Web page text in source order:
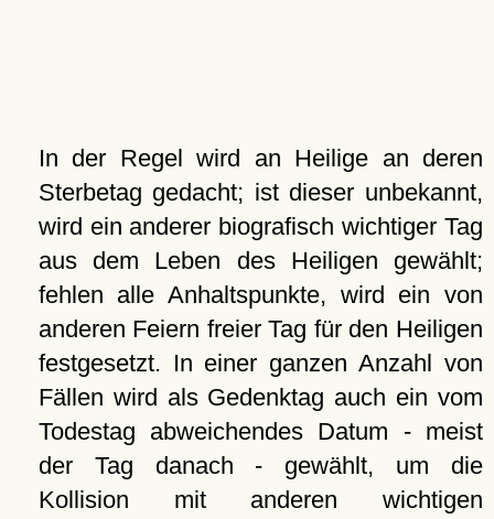
In der Regel wird an Heilige an deren
Sterbetag gedacht; ist dieser unbekannt,
wird ein anderer biografisch wichtiger Tag
aus dem Leben des Heiligen gewählt;
fehlen alle Anhaltspunkte, wird ein von
anderen Feiern freier Tag für den Heiligen
festgesetzt. In einer ganzen Anzahl von
Fällen wird als Gedenktag auch ein vom
Todestag abweichendes Datum - meist
der Tag danach - gewählt, um die
Kollision mit anderen wichtigen